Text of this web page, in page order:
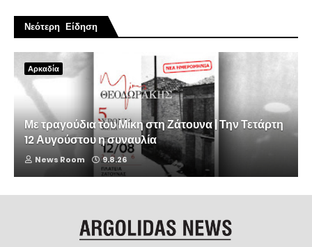
Νεότερη Είδηση
Αρκαδία
Με τραγούδια του Μίκη στη Ζάτουνα | Την Τετάρτη
12 Αυγούστου η συναυλία
News Room 9.8.26